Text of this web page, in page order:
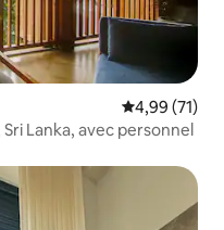
Évaluation
4,99 (71)
Lanka, avec personnel